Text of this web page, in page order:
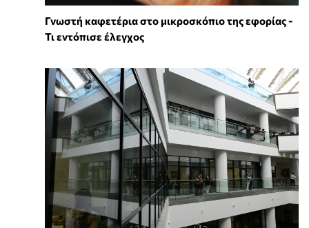
Γνωστή καφετέρια στο μικροσκόπιο της εφορίας -
Τι εντόπισε έλεγχος